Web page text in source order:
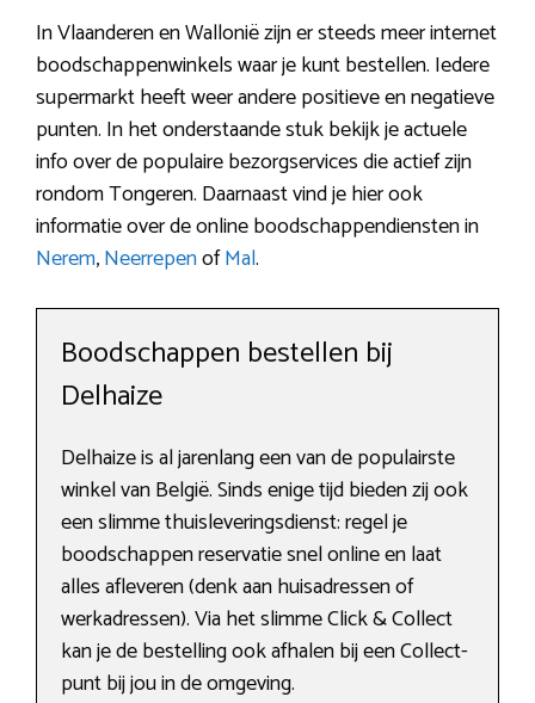
In Vlaanderen en Wallonië zijn er steeds meer internet
boodschappenwinkels waar je kunt bestellen. Iedere
supermarkt heeft weer andere positieve en negatieve
punten. In het onderstaande stuk bekijk je actuele
info over de populaire bezorgservices die actief zijn
rondom Tongeren. Daarnaast vind je hier ook
informatie over de online boodschappendiensten in
Nerem,NeerrepenofMal.
Boodschappen bestellen bij
Delhaize
Delhaize is al jarenlang een van de populairste
winkel van België. Sinds enige tijd bieden zij ook
een slimme thuisleveringsdienst: regel je
boodschappen reservatie snel online en laat
alles afleveren (denk aan huisadressen of
werkadressen). Via het slimme Click & Collect
kan je de bestelling ook afhalen bij een Collect-
punt bij jou in de omgeving.